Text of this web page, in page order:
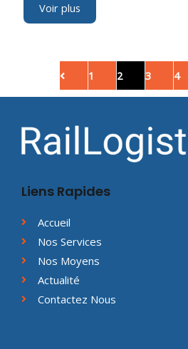
Voir plus
1 2 3 4
Liens Rapides
Accueil
Nos Services
Nos Moyens
Actualité
Contactez Nous